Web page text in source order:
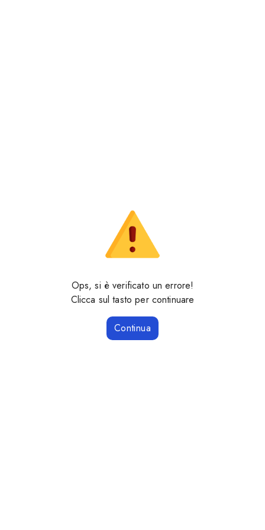
Ops, si è verificato un errore!
Clicca sul tasto per continuare
Continua